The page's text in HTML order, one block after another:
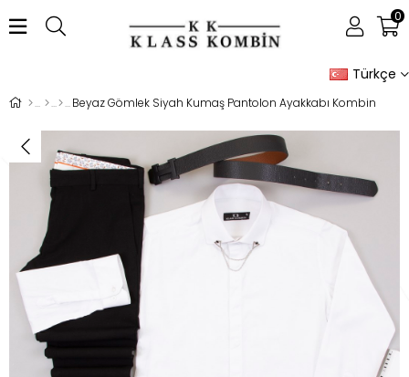
Türkçe
0
Beyaz Gömlek Siyah Kumaş Pantolon Ayakkabı Kombin